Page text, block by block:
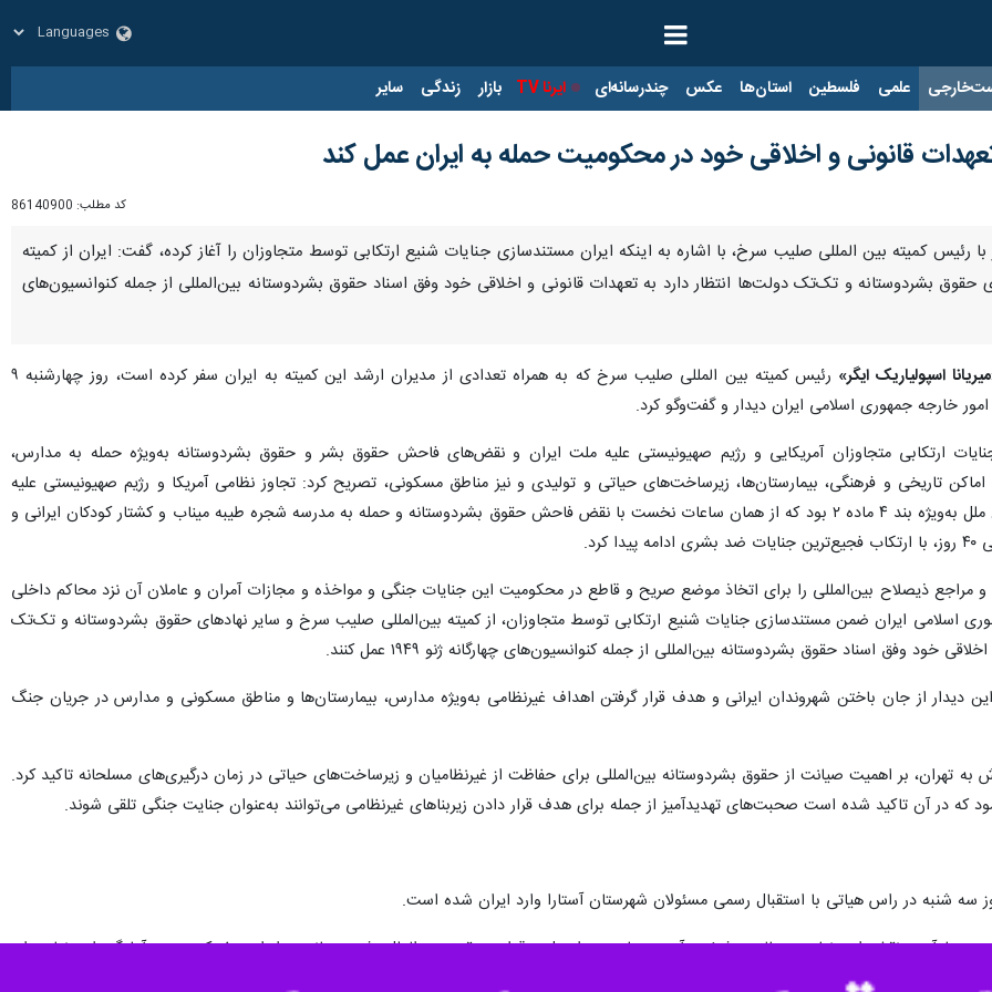
علمی فلسطین استان‌ها عکس چندرسانه‌ای ایرنا TV بازار زندگی سایر
قانونی و اخلاقی خود در محکومیت حمله به ایران عمل کند
کد مطلب: 86140900